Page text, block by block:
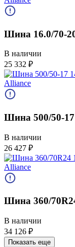
Шина 16.0/70-
В наличии
25 332 ₽
Alliance
Шина 500/50-17
В наличии
26 427 ₽
Alliance
Шина 360/
В наличии
34 126 ₽
Показать еще